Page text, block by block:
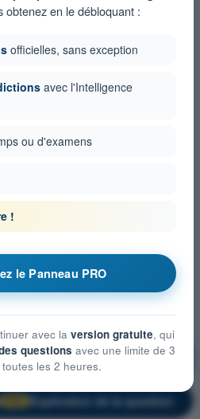
motorisation et
Explication de la question
en le débloquant :
officielles, sans exception
avec l'Intelligence
ou d'examens
!
le Panneau PRO
avec la version gratuite, qui
questions avec une limite de 3
les 2 heures.